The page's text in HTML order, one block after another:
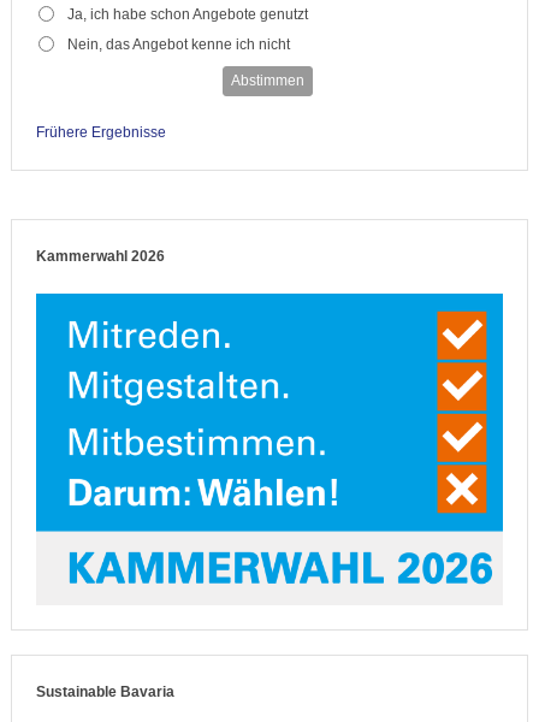
Ja, ich habe schon Angebote genutzt
Nein, das Angebot kenne ich nicht
Abstimmen
Frühere Ergebnisse
Kammerwahl 2026
Sustainable Bavaria